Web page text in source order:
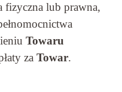
fizyczna lub prawna,
Towaru
za Towar.